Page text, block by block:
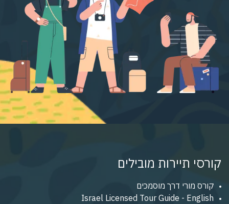
קורסי תיירות מובילים
קורס מורי דרך מוסמכים
Israel Licensed Tour Guide - English